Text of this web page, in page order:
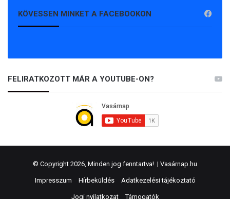
KÖVESSEN MINKET A FACEBOOKON
FELIRATKOZOTT MÁR A YOUTUBE-ON?
© Copyright 2026, Minden jog fenntartva! | Vasárnap.hu
Impresszum Hírbeküldés Adatkezelési tájékoztató
Jogi nyilatkozat Támogatók